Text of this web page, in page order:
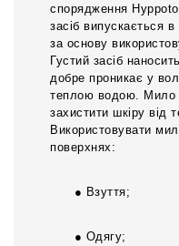
спорядження
засіб випускається
за основу
Густий засіб
добре проникає у
теплою водою. Мило
захистити шкіру від
Використовувати
поверхнях:
● Взуття;
● Одягу;